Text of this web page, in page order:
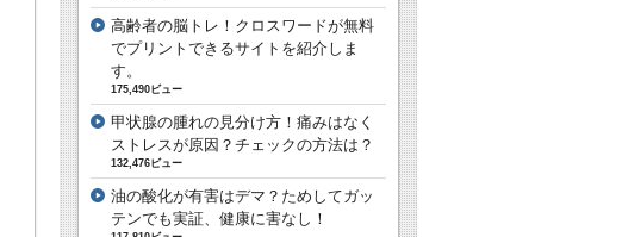
高齢者の脳トレ！クロスワードが無料
でプリントできるサイトを紹介しま
す。
175,490ビュー
甲状腺の腫れの見分け方！痛みはなく
ストレスが原因？チェックの方法は？
132,476ビュー
油の酸化が有害はデマ？ためしてガッ
テンでも実証、健康に害なし！